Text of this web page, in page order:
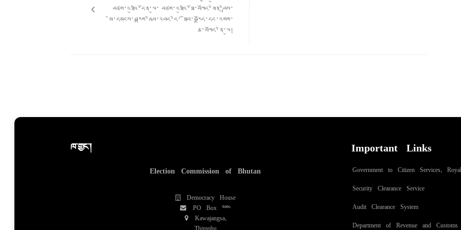
བཙག་འཐུའི་དོན་ལུ་ བཙག་འཐུའི་ཐོ་བཀོད་ཟིན་བྲིས་
མི་དམངས་བརྟག་ཞིབ་འབད་དེ་ ཐོབ་བརྗོད་དང་འགག་
ཆ་བཀོད་ནི་ལུ།
ཁ་གྱང་།
Election Commission of Bhutan
Democracy House
PO Box 2008
Kawajangsa,
Thimphu
Important Links
Government to Citizen Services,
Security Clearance Service
Audit Clearance System
Department of Revenue and Customs